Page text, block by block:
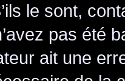
le sont,
pas été
ait une